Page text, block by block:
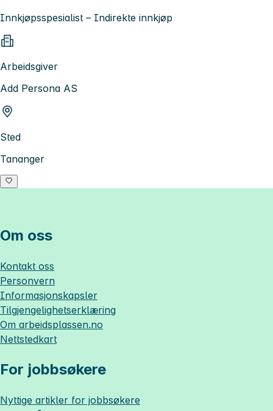
Innkjøpsspesialist – Indirekte innkjøp
Arbeidsgiver
Add Persona AS
Sted
Tananger
Om oss
Kontakt oss
Personvern
Informasjonskapsler
Tilgjengelighetserklæring
Om arbeidsplassen.no
Nettstedkart
For jobbsøkere
Nyttige artikler for jobbsøkere